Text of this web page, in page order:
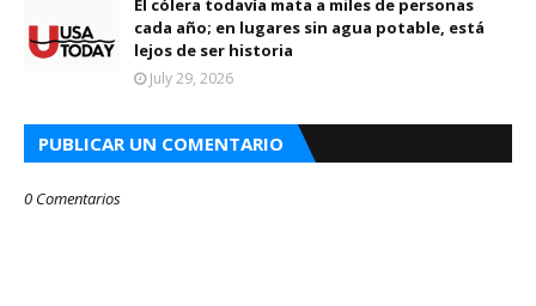
El cólera todavía mata a miles de personas
cada año; en lugares sin agua potable, está
lejos de ser historia
July 29, 2026
PUBLICAR UN COMENTARIO
0 Comentarios